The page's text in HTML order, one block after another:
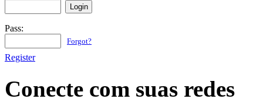
Pass:
Forgot?
Register
Conecte com suas redes